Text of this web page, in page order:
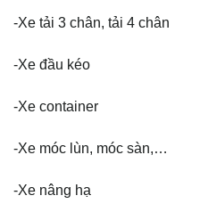
-Xe tải 3 chân, tải 4 chân
-Xe đầu kéo
-Xe container
-Xe móc lùn, móc sàn,…
-Xe nâng hạ